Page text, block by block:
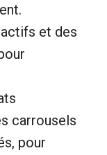
et des
carrousels
pour